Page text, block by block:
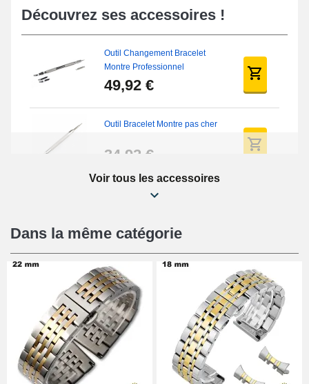
Découvrez ses accessoires !
Outil Changement Bracelet
Montre Professionnel
49,92 €
Outil Bracelet Montre pas cher
34,92 €
Kit Réparation Montre Débutant
16,90 €
Pied à Coulisse Numérique
9,90 €
Pince à Poinçonner (pince trou)
Voir tous les accessoires
Dans la même catégorie